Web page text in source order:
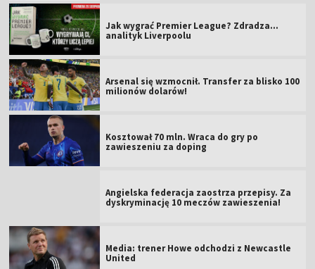
Jak wygrać Premier League? Zdradza...
analityk Liverpoolu
Arsenal się wzmocnił. Transfer za blisko 100
milionów dolarów!
Kosztował 70 mln. Wraca do gry po
zawieszeniu za doping
Angielska federacja zaostrza przepisy. Za
dyskryminację 10 meczów zawieszenia!
Media: trener Howe odchodzi z Newcastle
United